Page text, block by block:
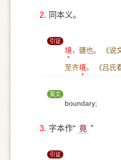
2. 同本义。
引证
境，疆也。 《说
至齐境。 《吕氏
英文
boundary;
3. 字本作“ 竟 ”
引证